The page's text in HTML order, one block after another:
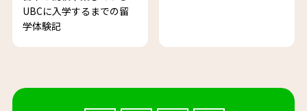
UBCに入学するまでの留
学体験記